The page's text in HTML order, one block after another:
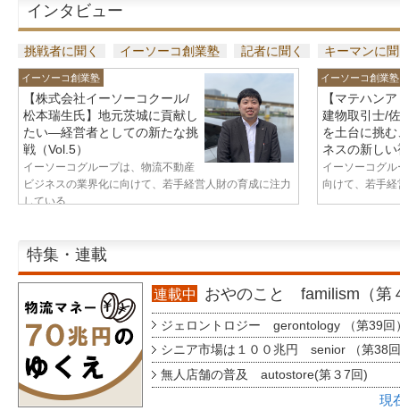
インタビュー
挑戦者に聞く イーソーコ創業塾 記者に聞く キーマンに
イーソーコ創業塾
【株式会社イーソーコクール/
松本瑞生氏】地元茨城に貢献し
たい—経営者としての新たな挑
戦（Vol.5）
イーソーコグループは、物流不動産
ビジネスの業界化に向けて、若手経営人財の育成に注力
している...
イーソーコ創業塾
【マテハン
建物取引士/
を土台に挑
ネスの新し
イーソーコグ
向けて、若手
特集・連載
連載中 おやのこと familism（第
ジェロントロジー gerontology （第39回
シニア市場は１００兆円 senior （第38
無人店舗の普及 autostore(第３7回)
現